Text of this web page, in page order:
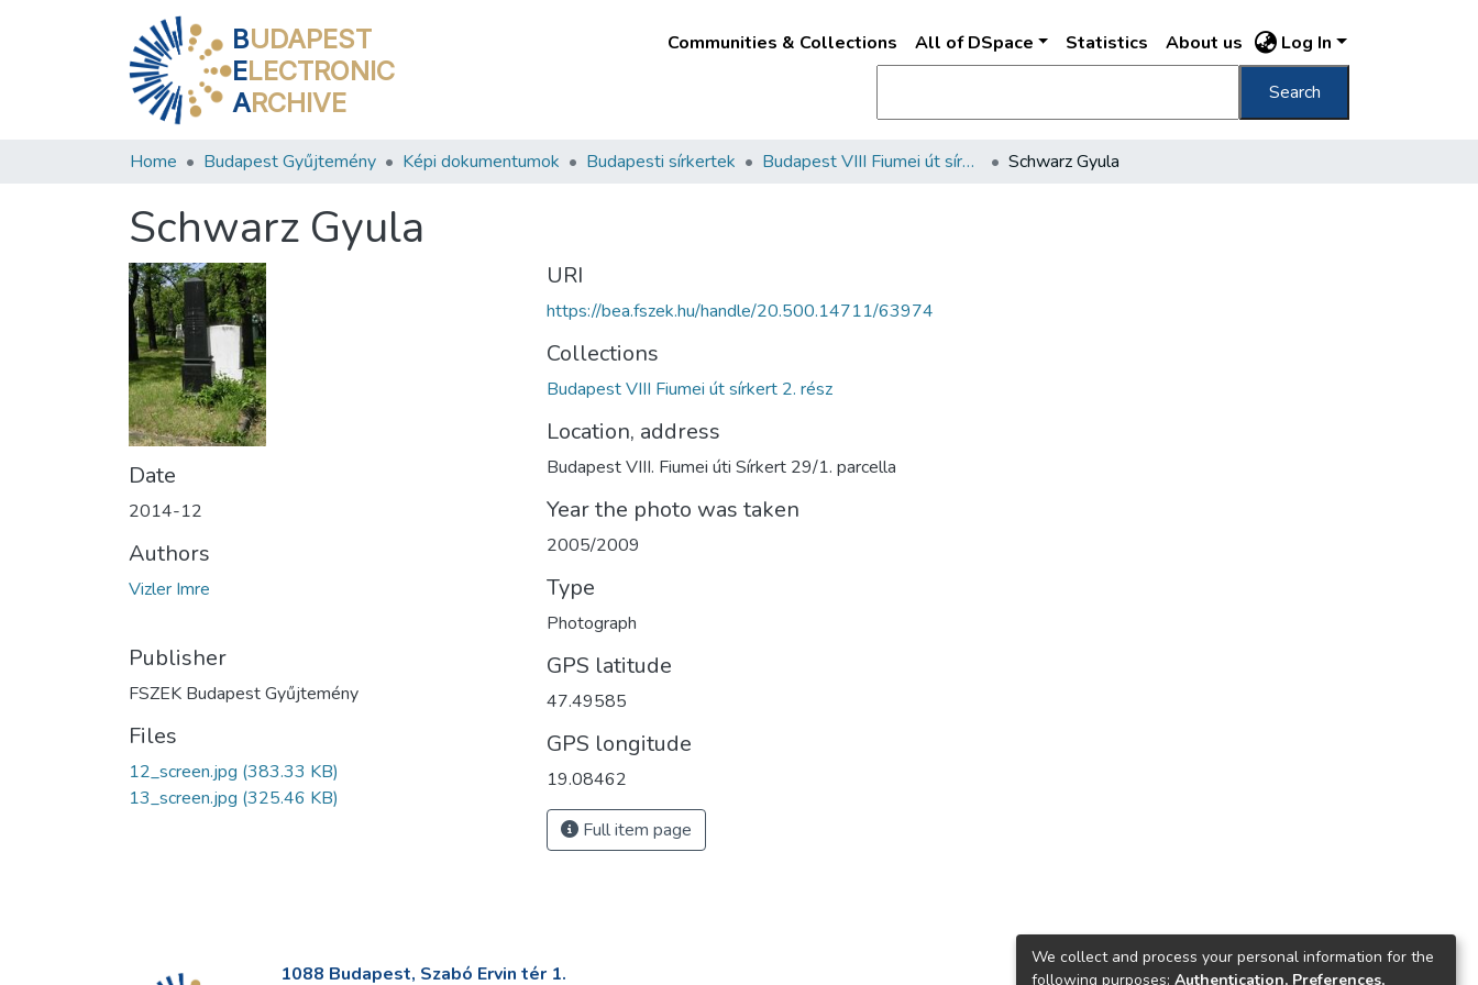
BUDAPEST
ELECTRONIC
ARCHIVE
Communities & Collections All of DSpace Statistics About us Log In
Search
Home Budapest Gyűjtemény Képi dokumentumok Budapesti sírkertek Budapest VIII Fiumei út sírkert 2. rész Schwarz Gyula
Schwarz Gyula
Date
2014-12
Authors
Vizler Imre
Publisher
FSZEK Budapest Gyűjtemény
Files
12_screen.jpg (383.33 KB)
13_screen.jpg (325.46 KB)
URI
https://bea.fszek.hu/handle/20.500.14711/63974
Collections
Budapest VIII Fiumei út sírkert 2. rész
Location, address
Budapest VIII. Fiumei úti Sírkert 29/1. parcella
Year the photo was taken
2005/2009
Type
Photograph
GPS latitude
47.49585
GPS longitude
19.08462
Full item page
1088 Budapest, Szabó Ervin tér 1.
We collect and process your personal information for the
following purposes: Authentication, Preferences,